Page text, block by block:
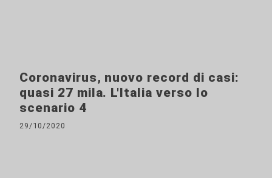
Coronavirus, nuovo record di casi:
quasi 27 mila. L'Italia verso lo
scenario 4
29/10/2020